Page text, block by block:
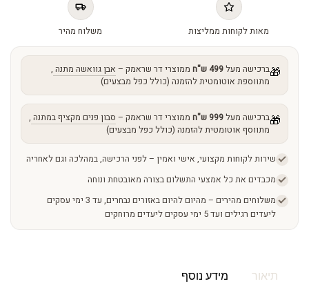
quantity
מאות לקוחות ממליצות משלוח מהיר
🎁ברכישה מעל499 ש"ח ממוצרי דר שראמק – אבן גוואשה מתנה ,
מתווספת אוטומטית להזמנה (כולל כפל מבצעים)
🎁ברכישה מעל999 ש"ח ממוצרי דר שראמק – סבון פנים מקציף במתנה ,
מתווסף אוטומטית להזמנה (כולל כפל מבצעים)
שירות לקוחות מקצועי, אישי ואמין – לפני הרכישה, במהלכה וגם לאחריה
מכבדים את כל אמצעי התשלום בצורה מאובטחת ונוחה
משלוחים מהירים – מהיום להיום באזורים נבחרים, עד 3 ימי עסקים
ליעדים רגילים ועד 5 ימי עסקים ליעדים מרוחקים
תיאור מידע נוסף